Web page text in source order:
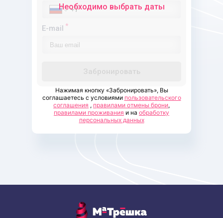
Необходимо выбрать даты
E-mail *
Забронировать
Нажимая кнопку «Забронировать», Вы
соглашаетесь с условиями пользовательского
соглашения , правилами отмены брони,
правилами проживания и на обработку
персональных данных